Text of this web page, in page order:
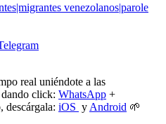
venezolanos|parole
real uniéndote a las
click: WhatsApp +
descárgala: iOS y Android 🌱